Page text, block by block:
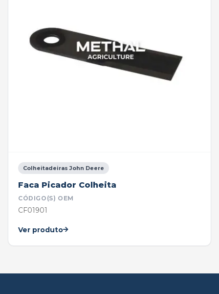
Colheitadeiras John Deere
Faca Picador Colheita
CÓDIGO(S) OEM
CF01901
Ver produto